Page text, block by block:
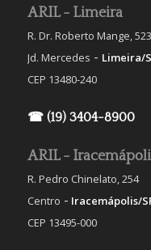
ARIL - Limeira
R. Dr. Roberto Mange, 523
Jd. Mercedes - Limeira/
CEP 13480-240
☎ (19) 3404-8900
ARIL -
R. Pedro Chinelato, 254
Centro - Iracemápolis/
CEP 13495-000